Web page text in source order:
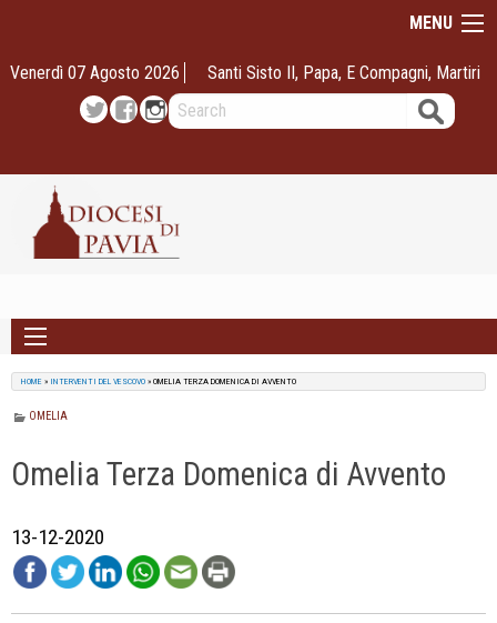
content
MENU
Venerdì 07 Agosto 2026 Santi Sisto II, Papa, E Compagni, Martiri
TwitterFacebook
Instagram Search
HOME » INTERVENTI DEL VESCOVO » OMELIA TERZA DOMENICA DI AVVENTO
OMELIA
Omelia Terza Domenica di Avvento
13-12-2020